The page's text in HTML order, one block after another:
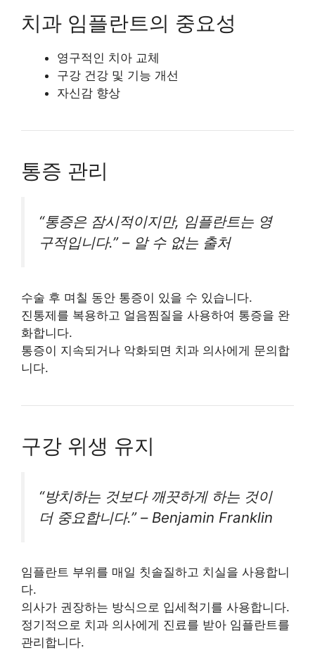
치과 임플란트의 중요성
영구적인 치아 교체
구강 건강 및 기능 개선
자신감 향상
통증 관리
“통증은 잠시적이지만, 임플란트는 영
구적입니다.” – 알 수 없는 출처
수술 후 며칠 동안 통증이 있을 수 있습니다.
진통제를 복용하고 얼음찜질을 사용하여 통증을 완
화합니다.
통증이 지속되거나 악화되면 치과 의사에게 문의합
니다.
구강 위생 유지
“방치하는 것보다 깨끗하게 하는 것이
더 중요합니다.” – Benjamin Franklin
임플란트 부위를 매일 칫솔질하고 치실을 사용합니
다.
의사가 권장하는 방식으로 입세척기를 사용합니다.
정기적으로 치과 의사에게 진료를 받아 임플란트를
관리합니다.